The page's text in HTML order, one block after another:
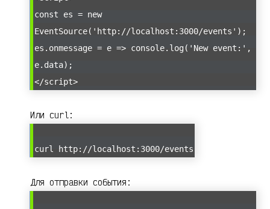
const es = new
EventSource('http://localhost:3000/events');
es.onmessage = e => console.log('New event:',
e.data);
</script>
Или curl:
curl http://localhost:3000/events
Для отправки события: